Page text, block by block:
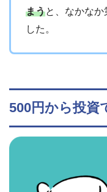
まうと、なかな
した。
500円から投資